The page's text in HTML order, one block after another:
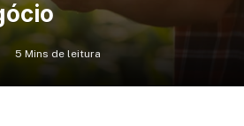
5 Mins de leitura